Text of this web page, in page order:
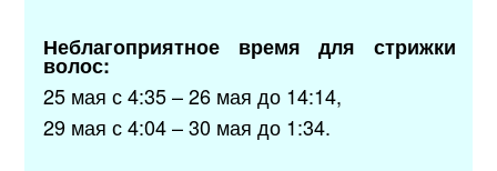
Неблагоприятное время для стрижки
волос:
25 мая с 4:35 – 26 мая до 14:14,
29 мая с 4:04 – 30 мая до 1:34.